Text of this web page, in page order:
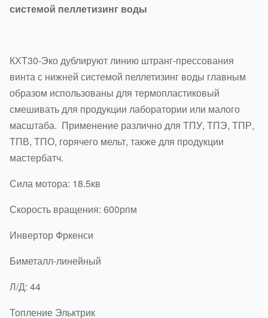
системой пеллетизинг воды
КХТ30-Эко дублируют линию штранг-прессования
винта с нижней системой пеллетизинг воды главным
образом использованы для термопластиковый
смешивать для продукции лаборатории или малого
масштаба. Применение различно для ТПУ, ТПЭ, ТПР,
ТПВ, ТПО, горячего мельт, также для продукции
мастербатч.
Сила мотора: 18.5кв
Скорость вращения: 600рпм
Инвертор Фркенси
Биметалл-линейный
Л/Д: 44
Топление Эльктрик